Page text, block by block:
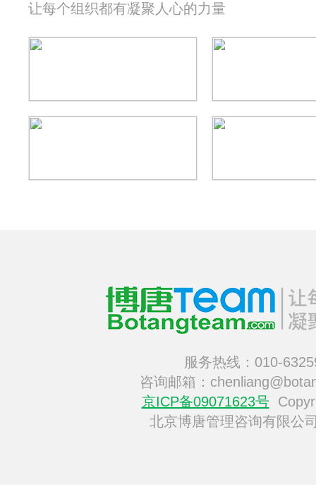
让每个组织都有凝聚人心的力量
服务热线：010-
咨询邮箱：
京ICP备09071623号
北京博唐管理咨询有限公